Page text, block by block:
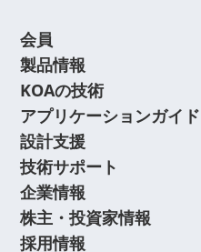
会員
製品情報
KOAの技術
アプリケーションガイド
設計支援
技術サポート
企業情報
株主・投資家情報
採用情報